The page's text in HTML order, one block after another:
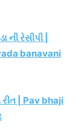
ની રેસીપી |
banavani
રીત | Pav bhaji